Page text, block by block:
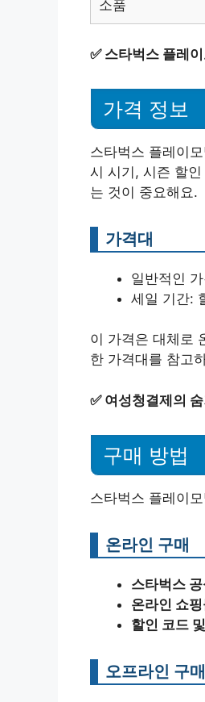
소품
✅ 스타벅스 플레
가격 정보
스타벅스 플레이
시 시기, 시즌 할
는 것이 중요해요.
가격대
일반적인
세일 기간:
이 가격은 대체로
한 가격대를 참고
✅ 여성청결제의
구매 방법
스타벅스 플레이
온라인 구매
스타벅스
온라인 쇼
할인 코드
오프라인 구매